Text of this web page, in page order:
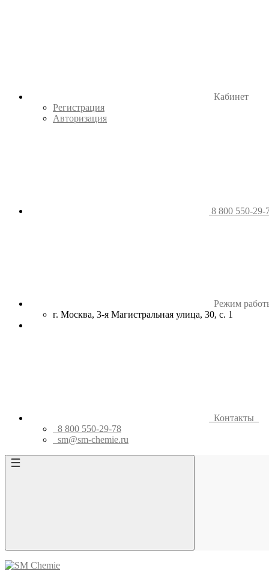
Кабинет
Регистрация
Авторизация
8 800 550-29-
Режим
г. Москва, 3-я Магистральная улица, 30, с. 1
Контакты
8 800 550-29-78
sm@sm-chemie.ru